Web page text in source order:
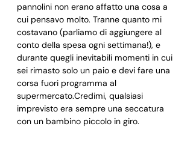
pannolini non erano affatto una cosa a
cui pensavo molto. Tranne quanto mi
costavano (parliamo di aggiungere al
conto della spesa ogni settimana!), e
durante quegli inevitabili momenti in cui
sei rimasto solo un paio e devi fare una
corsa fuori programma al
supermercato.Credimi, qualsiasi
imprevisto era sempre una seccatura
con un bambino piccolo in giro.